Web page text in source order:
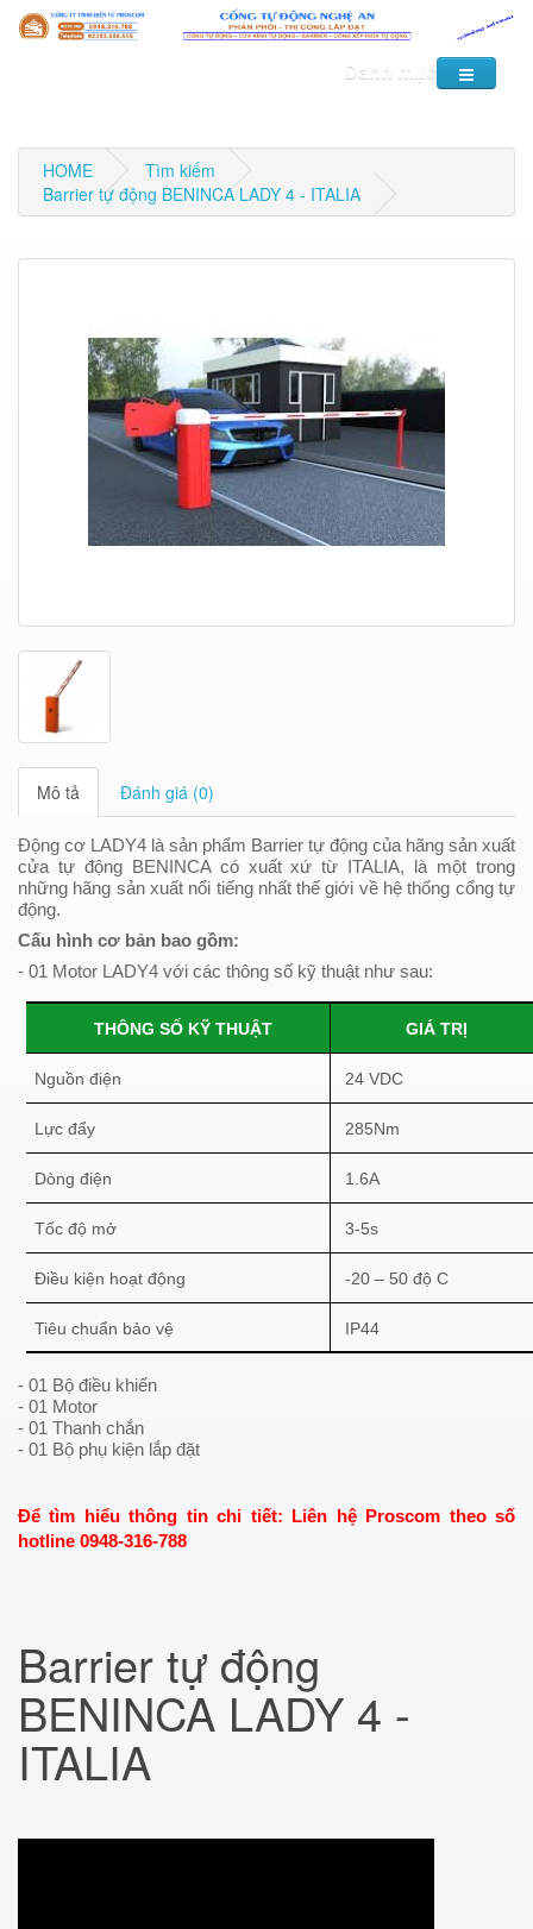
Danh mục
HOME
Tìm kiếm
Barrier tự động BENINCA LADY 4 - ITALIA
Mô tả Đánh giá (0)
Động cơ LADY4 là sản phẩm Barrier tự động của hãng sản xuất
cửa tự động BENINCA có xuất xứ từ ITALIA, là một trong
những hãng sản xuất nổi tiếng nhất thế giới về hệ thống cổng tự
động.
Cấu hình cơ bản bao gồm:
- 01 Motor LADY4 với các thông số kỹ thuật như sau:
THÔNG SỐ KỸ THUẬT GIÁ TRỊ
Nguồn điện 24 VDC
Lực đẩy 285Nm
Dòng điện 1.6A
Tốc độ mở 3-5s
Điều kiện hoạt động -20 – 50 độ C
Tiêu chuẩn bảo vệ IP44
- 01 Bộ điều khiển
- 01 Motor
- 01 Thanh chắn
- 01 Bộ phụ kiện lắp đặt
Để tìm hiểu thông tin chi tiết: Liên hệ Proscom theo số
hotline 0948-316-788
Barrier tự động
BENINCA LADY 4 -
ITALIA